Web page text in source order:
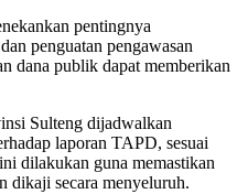
pentingnya
penguatan pengawasan
dana publik dapat memberikan
Sulteng dijadwalkan
laporan TAPD, sesuai
dilakukan guna memastikan
dikaji secara menyeluruh.